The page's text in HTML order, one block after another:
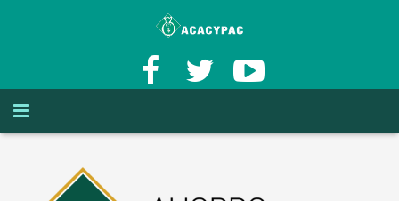
Misión y Visión
AFILIACION Y BENEFICIOS